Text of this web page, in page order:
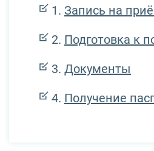
Запись на
Подготовка к
Документы
Получение